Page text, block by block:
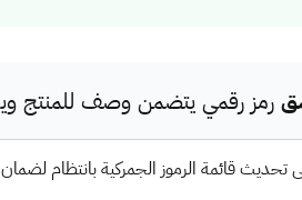
رمز رقمي يتضمن وصف للمنتج
قائمة الرموز الجمركية بانتظام